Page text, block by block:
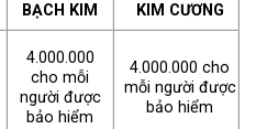
BẠCH KIM
KIM CƯƠNG
4.000.000
cho mỗi
người được
bảo hiểm
4.000.000 cho
mỗi người được
bảo hiểm